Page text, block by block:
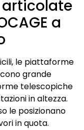
a
le piattaforme
grande
telescopiche
in altezza.
le posizionano
in quota.